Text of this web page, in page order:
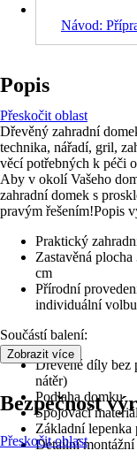
Návod:
Popis
Přeskočit oblast
Dřevěný zahradní
technika, nářadí, gril,
věcí potřebných k péči
Aby v okolí Vašeho
zahradní domek s
pravým řešením!Popis
Praktický
Zastavěná
cm
Přírodní
individuální
Součástí balení:
Dřevěné díly bez
nátěr)
Podlaha domku
Spojovací materiál
Základní lepenka
Detailní montážní
Zobrazit více
Bezpečnost
Přeskočit oblast